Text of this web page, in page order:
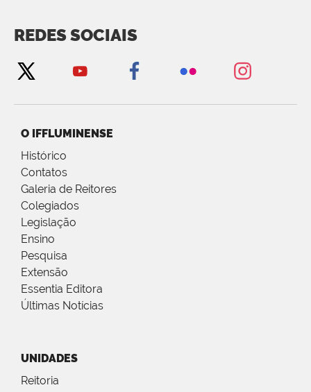
REDES SOCIAIS
O IFFLUMINENSE
Histórico
Contatos
Galeria de Reitores
Colegiados
Legislação
Ensino
Pesquisa
Extensão
Essentia Editora
Últimas Notícias
UNIDADES
Reitoria